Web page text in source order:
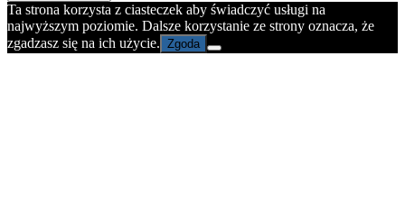
Ta strona korzysta z ciasteczek aby świadczyć usługi na
najwyższym poziomie. Dalsze korzystanie ze strony oznacza, że
zgadzasz się na ich użycie. Zgoda